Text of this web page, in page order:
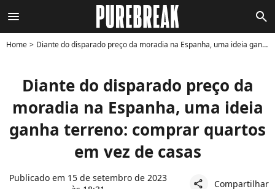
menu search
Home Diante do disparado preço da moradia na Espanha, uma ideia ganha terreno: comprar quartos em vez de casas
Diante do disparado preço da
moradia na Espanha, uma ideia
ganha terreno: comprar quartos
em vez de casas
Publicado em 15 de setembro de 2023
share Compartilhar